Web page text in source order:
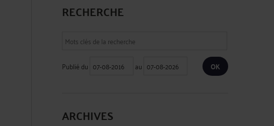
RECHERCHE
Publié du au
ARCHIVES